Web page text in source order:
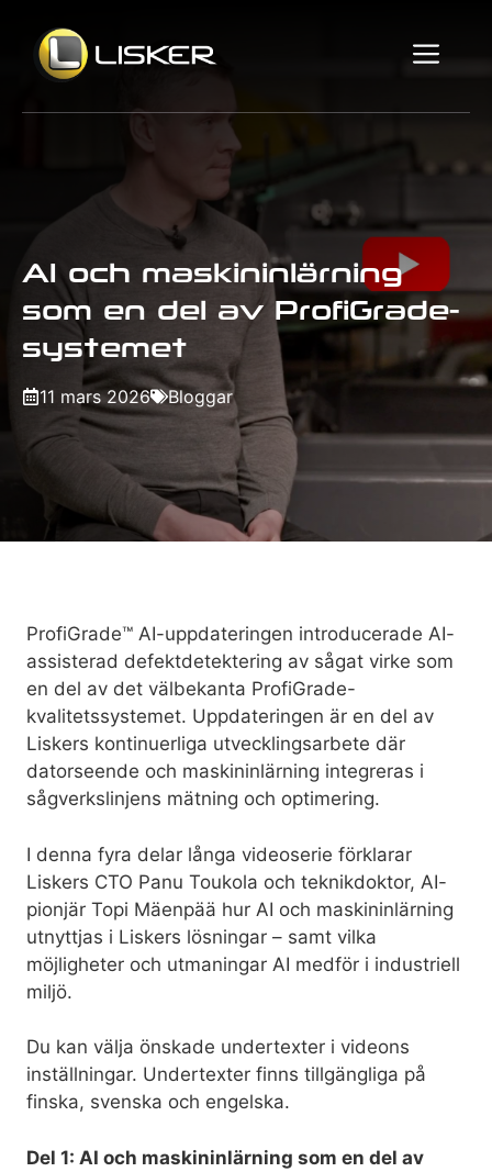
innehåll
AI och maskininlärning
som en del av ProfiGrade-
systemet
11 mars 2026 Bloggar
ProfiGrade™ AI-uppdateringen introducerade AI-
assisterad defektdetektering av sågat virke som
en del av det välbekanta ProfiGrade-
kvalitetssystemet. Uppdateringen är en del av
Liskers kontinuerliga utvecklingsarbete där
datorseende och maskininlärning integreras i
sågverkslinjens mätning och optimering.
I denna fyra delar långa videoserie förklarar
Liskers CTO Panu Toukola och teknikdoktor, AI-
pionjär Topi Mäenpää hur AI och maskininlärning
utnyttjas i Liskers lösningar – samt vilka
möjligheter och utmaningar AI medför i industriell
miljö.
Du kan välja önskade undertexter i videons
inställningar. Undertexter finns tillgängliga på
finska, svenska och engelska.
Del 1: AI och maskininlärning som en del av